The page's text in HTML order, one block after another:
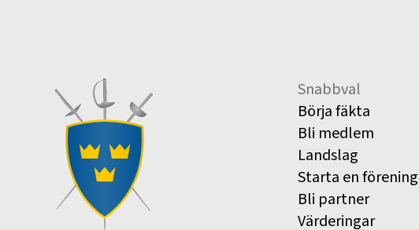
Snabbval
Börja fäkta
Bli medlem
Landslag
Starta en förening
Bli partner
Värderingar